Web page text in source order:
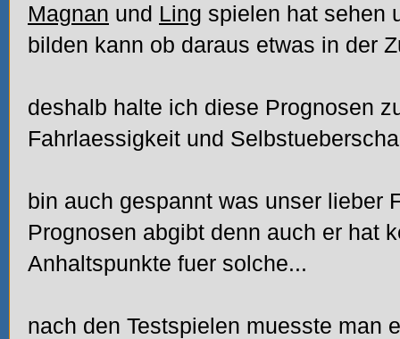
Magnan und Ling spielen hat sehen
bilden kann ob daraus etwas in der
deshalb halte ich diese Prognosen
Fahrlaessigkeit und
bin auch gespannt was unser lieber
Prognosen abgibt denn auch er hat
Anhaltspunkte fuer solche...
nach den Testspielen muesste man